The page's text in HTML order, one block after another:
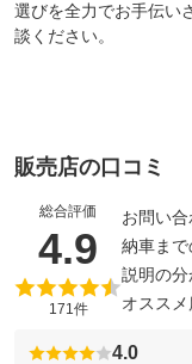
選びを全力でお手伝い
談ください。
販売店の口コミ
総合評価
4.9 （5
171件
お問い合
納車ま
説明の分
オススメ
4.0